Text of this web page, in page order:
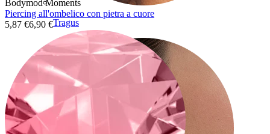
Tragus
Bodymod Moments
Piercing all'ombelico con pietra a cuore
5,87 €6,90 €